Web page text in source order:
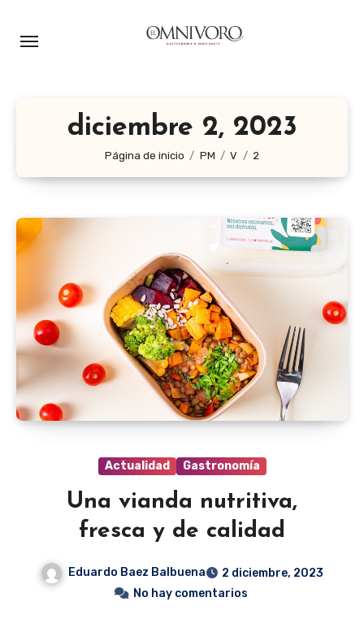
diciembre 2, 2023
Página de inicio PM V 2
Actualidad Gastronomía
Una vianda nutritiva,
fresca y de calidad
Eduardo Baez Balbuena
2 diciembre, 2023
No hay comentarios